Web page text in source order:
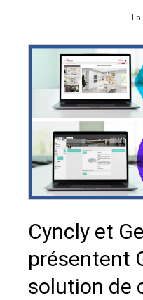
Cyncly et
présentent
solution de